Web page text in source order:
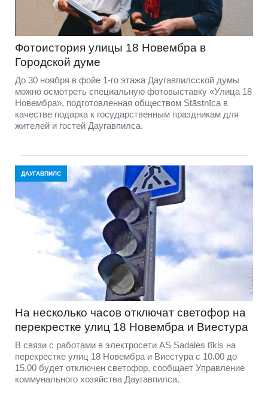
Фотоистория улицы 18 Новембра в
Городской думе
До 30 ноября в фойе 1-го этажа Даугавпилсской думы
можно осмотреть специальную фотовыставку «Улица 18
Новембра», подготовленная обществом Stāstnīca в
качестве подарка к государственным праздникам для
жителей и гостей Даугавпилса.
ДАУГАВПИЛС
На несколько часов отключат светофор на
перекрестке улиц 18 Новембра и Виестура
В связи с работами в электросети AS Sadales tīkls на
перекрестке улиц 18 Новембра и Виестура с 10.00 до
15.00 будет отключен светофор, сообщает Управление
коммунального хозяйства Даугавпилса.